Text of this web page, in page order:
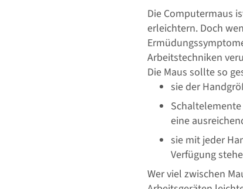
Die Computermaus
erleichtern. Doch
Arbeitstechniken
Die Maus sollte so
sie der
eine
sie mit jeder
Verfügung
Wer viel zwischen